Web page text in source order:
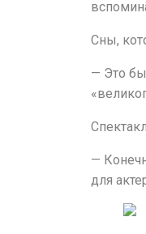
О
Сны,
— Это
—
для